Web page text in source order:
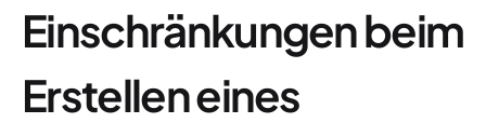
Einschränkungen beim
Erstellen eines